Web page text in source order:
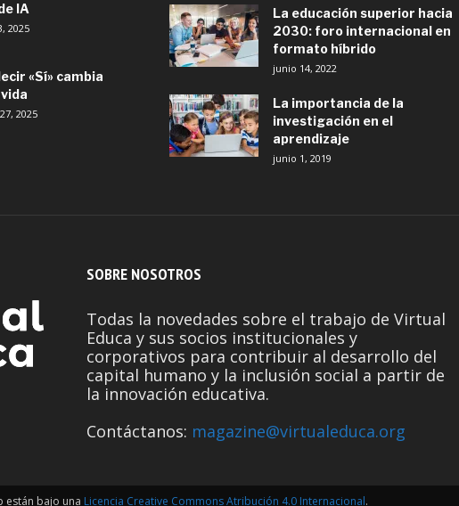
IA
2025
«Sí» cambia
2025
La educación superior hacia
2030: foro internacional en
formato híbrido
junio 14, 2022
La importancia de la
investigación en el
aprendizaje
junio 1, 2019
SOBRE NOSOTROS
Todas la novedades sobre el trabajo de Virtual
Educa y sus socios institucionales y
corporativos para contribuir al desarrollo del
capital humano y la inclusión social a partir de
la innovación educativa.
Contáctanos: magazine@virtualeduca.org
están bajo una Licencia Creative Commons Atribución 4.0 Internacional.